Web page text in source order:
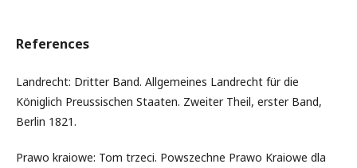
References
Landrecht: Dritter Band. Allgemeines Landrecht für die
Königlich Preussischen Staaten. Zweiter Theil, erster Band,
Berlin 1821.
Prawo kraiowe: Tom trzeci. Powszechne Prawo Kraiowe dla